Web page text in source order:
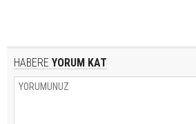
HABERE YORUM KAT